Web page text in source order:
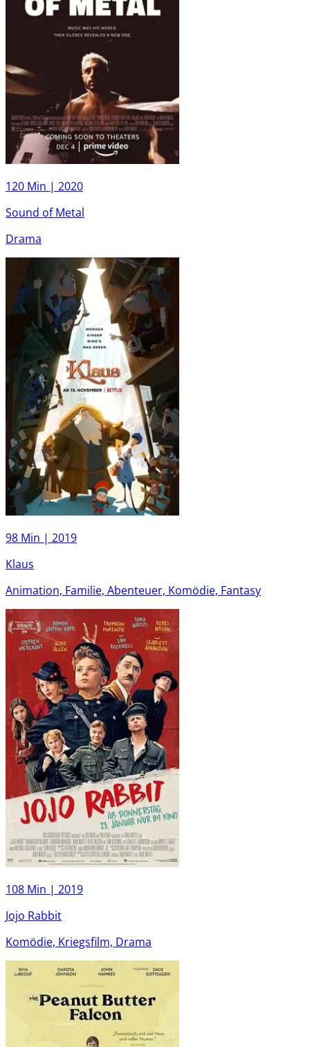
120 Min | 2020
Sound of Metal
Drama
98 Min | 2019
Klaus
Animation, Familie, Abenteuer, Komödie, Fantasy
108 Min | 2019
Jojo Rabbit
Komödie, Kriegsfilm, Drama